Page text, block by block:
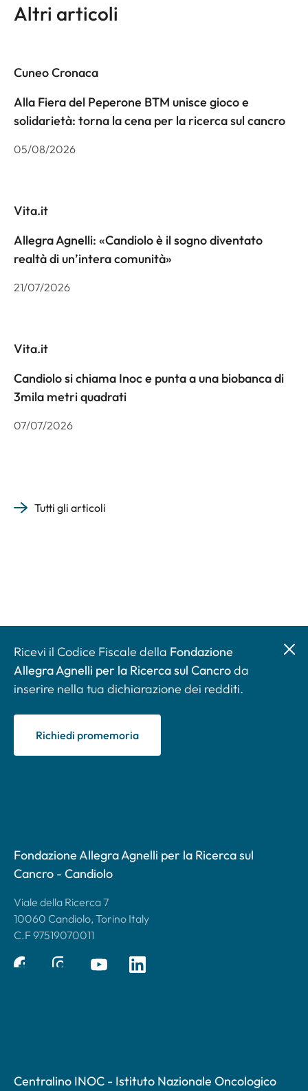
Altri articoli
Cuneo Cronaca
Alla Fiera del Peperone BTM unisce gioco e
solidarietà: torna la cena per la ricerca sul cancro
05/08/2026
Vita.it
Allegra Agnelli: «Candiolo è il sogno diventato
realtà di un’intera comunità»
21/07/2026
Vita.it
Candiolo si chiama Inoc e punta a una biobanca di
3mila metri quadrati
07/07/2026
Tutti gli articoli
Ricevi il Codice Fiscale della Fondazione
Allegra Agnelli per la Ricerca sul Cancroda
inserire nella tua dichiarazione dei redditi.
Richiedi promemoria
Fondazione Allegra Agnelli per la Ricerca sul
Cancro - Candiolo
Viale della Ricerca 7
10060 Candiolo, Torino Italy
C.F 97519070011
Centralino INOC - Istituto Nazionale Oncologico